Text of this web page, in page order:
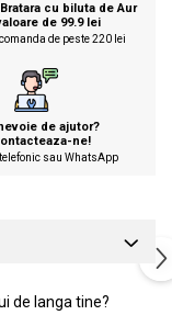
Bratara cu biluta de Aur
de 99.9 lei
comanda de peste 220 lei
de ajutor?
ne!
sau WhatsApp
de langa tine?